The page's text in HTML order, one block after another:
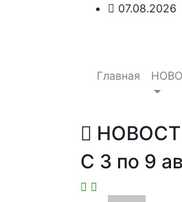
07.08.2026
Главная
С 3 по 9